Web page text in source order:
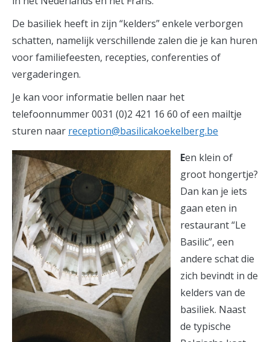
De basiliek heeft in zijn “kelders” enkele verborgen
schatten, namelijk verschillende zalen die je kan huren
voor familiefeesten, recepties, conferenties of
vergaderingen.
Je kan voor informatie bellen naar het
telefoonnummer 0031 (0)2 421 16 60 of een mailtje
sturen naar reception@basilicakoekelberg.be
Een klein of
groot hongertje?
Dan kan je iets
gaan eten in
restaurant “Le
Basilic”, een
andere schat die
zich bevindt in de
kelders van de
basiliek. Naast
de typische